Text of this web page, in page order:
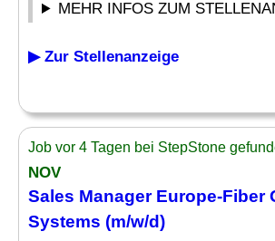
MEHR INFOS ZUM
▶ Zur Stellenanzeige
Job vor 4 Tagen bei StepStone
NOV
Sales ManagerEurope-Fiber
Systems (m/w/d)